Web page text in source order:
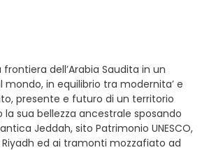
dell’Arabia Saudita in un
in equilibrio tra modernita’ e
presente e futuro di un territorio
sua bellezza ancestrale sposando
Jeddah, sito Patrimonio UNESCO,
ed ai tramonti mozzafiato ad